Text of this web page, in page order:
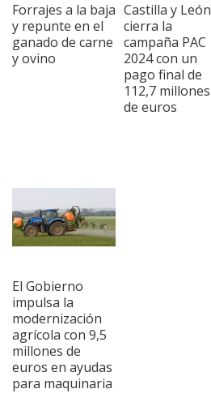
Forrajes a la baja
y repunte en el
ganado de carne
y ovino
Castilla y León
cierra la
campaña PAC
2024 con un
pago final de
112,7 millones
de euros
El Gobierno
impulsa la
modernización
agrícola con 9,5
millones de
euros en ayudas
para maquinaria